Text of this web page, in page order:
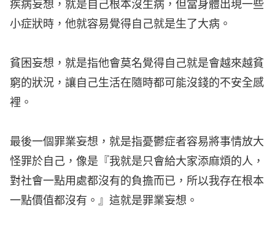
疾病妄想，就是自己根本沒生病，但當身體出現一些
小症狀時，他就容易覺得自己就是生了大病。
貧困妄想，就是指他會莫名覺得自己就是會越來越貧
窮的狀況，讓自己生活在隨時都可能沒錢的不安全感
裡。
最後一個罪業妄想，就是指憂鬱症者容易將事情放大
怪罪於自己，像是『我就是只會給大家添麻煩的人，
對社會一點用處都沒有的負擔而已，所以我存在根本
一點價值都沒有。』這就是罪業妄想。